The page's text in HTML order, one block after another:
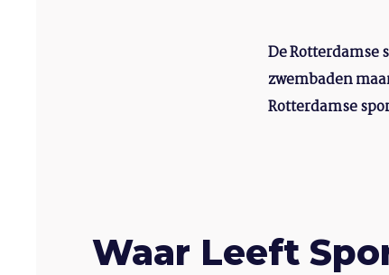
De Rotterdamse
zwembaden
Rotterdamse
Waar Leeft